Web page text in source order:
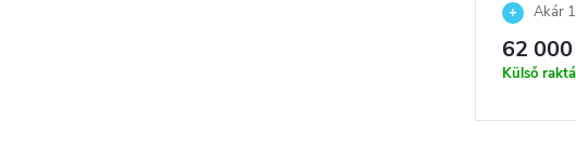
Akár
lehetőség.
62
Külső